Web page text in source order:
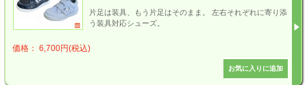
片足は装具、もう片足はそのまま。 左右それぞれに寄り添
う装具対応シューズ。
価格： 6,700円(税込)